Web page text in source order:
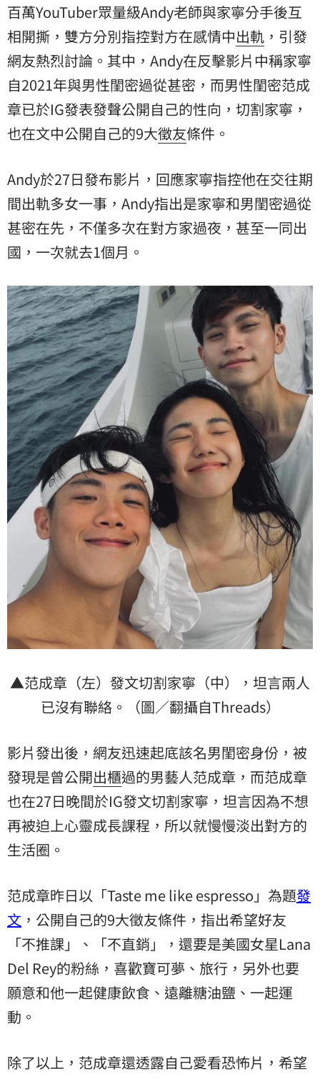
百萬YouTuber眾量級Andy老師與家寧分手後互
相開撕，雙方分別指控對方在感情中出軌 ，引發
網友熱烈討論。其中，Andy在反擊影片中稱家寧
自2021年與男性閨密過從甚密，而男性閨密范成
章已於IG發表發聲公開自己的性向，切割家寧，
也在文中公開自己的9大徵友條件。
Andy於27日發布影片，回應家寧指控他在交往期
間出軌多女一事，Andy指出是家寧和男閨密過從
甚密在先，不僅多次在對方家過夜，甚至一同出
國，一次就去1個月。
▲范成章（左）發文切割家寧（中），坦言兩人
已沒有聯絡。（圖／翻攝自Threads）
影片發出後，網友迅速起底該名男閨密身份，被
發現是曾公開出櫃過的男藝人范成章，而范成章
也在27日晚間於IG發文切割家寧，坦言因為不想
再被迫上心靈成長課程，所以就慢慢淡出對方的
生活圈。
范成章昨日以「Taste me like espresso」為題發
文 ，公開自己的9大徵友條件，指出希望好友
「不推課」、「不直銷」，還要是美國女星Lana
Del Rey的粉絲，喜歡寶可夢、旅行，另外也要
願意和他一起健康飲食、遠離糖油鹽、一起運
動。
除了以上，范成章還透露自己愛看恐怖片，希望